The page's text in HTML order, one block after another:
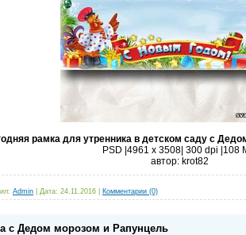
рамка для утренника в детском саду с
PSD |4961 x 3508| 300 dpi |108
автор: krot82
Admin Дата: 24.11.2016 Комментарии (0)
с Дедом морозом и Рапунцель